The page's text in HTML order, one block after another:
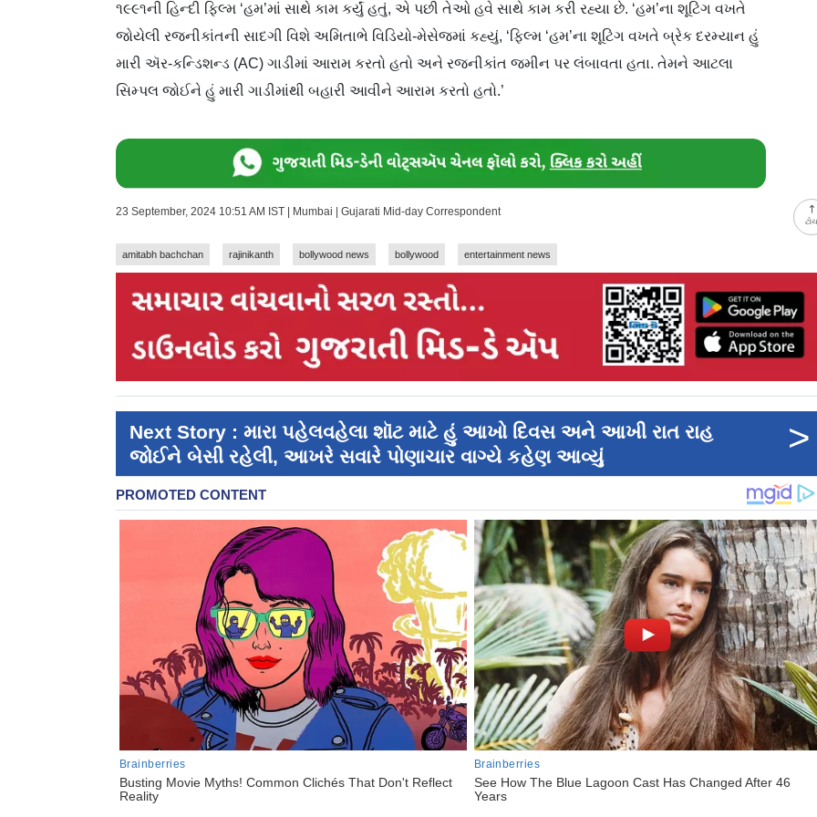
૧૯૯૧ની હિન્દી ફિલ્મ ‘હમ’માં સાથે કામ કર્યું હતું, એ પછી તેઓ હવે સાથે કામ કરી રહ્યા છે. ‘હમ’ના શૂટિંગ વખતે
જોયેલી રજનીકાંતની સાદગી વિશે અમિતાભે વિડિયો-મેસેજમાં કહ્યું, ‘ફિલ્મ ‘હમ’ના શૂટિંગ વખતે બ્રેક દરમ્યાન હું
મારી ઍર-કન્ડિશન્ડ (AC) ગાડીમાં આરામ કરતો હતો અને રજનીકાંત જમીન પર લંબાવતા હતા. તેમને આટલા
સિમ્પલ જોઈને હું મારી ગાડીમાંથી બહારી આવીને આરામ કરતો હતો.’
23 September, 2024 10:51 AM IST | Mumbai | Gujarati Mid-day Correspondent
amitabh bachchan rajinikanth bollywood news bollywood entertainment news
Next Story : મારા પહેલવહેલા શૉટ માટે હું આખો દિવસ અને આખી રાત રાહ
જોઈને બેસી રહેલી, આખરે સવારે પોણાચાર વાગ્યે કહેણ આવ્યું
>